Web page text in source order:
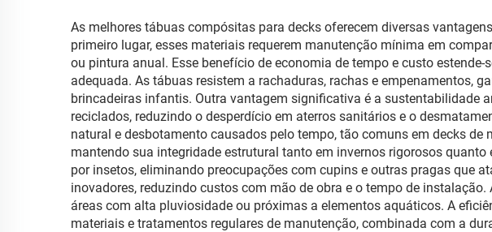
As melhores tábuas compósitas para decks oferecem diversas
primeiro lugar, esses materiais requerem manutenção mínima em
ou pintura anual. Esse benefício de economia de tempo e custo
adequada. As tábuas resistem a rachaduras, rachas e empenamentos,
brincadeiras infantis. Outra vantagem significativa é a
reciclados, reduzindo o desperdício em aterros sanitários e o
natural e desbotamento causados pelo tempo, tão comuns em decks
mantendo sua integridade estrutural tanto em invernos rigorosos
por insetos, eliminando preocupações com cupins e outras pragas que
inovadores, reduzindo custos com mão de obra e o tempo de
áreas com alta pluviosidade ou próximas a elementos aquáticos. A
materiais e tratamentos regulares de manutenção, combinada com a